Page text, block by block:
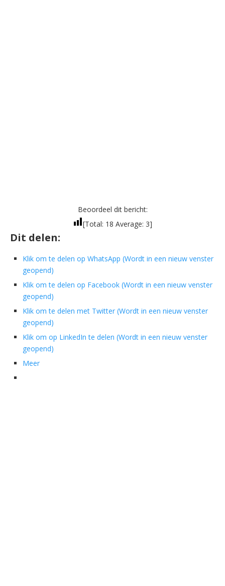
Beoordeel dit bericht:
[Total: 18 Average: 3]
Dit delen:
Klik om te delen op WhatsApp (Wordt in een nieuw venster
geopend)
Klik om te delen op Facebook (Wordt in een nieuw venster
geopend)
Klik om te delen met Twitter (Wordt in een nieuw venster
geopend)
Klik om op LinkedIn te delen (Wordt in een nieuw venster
geopend)
Meer